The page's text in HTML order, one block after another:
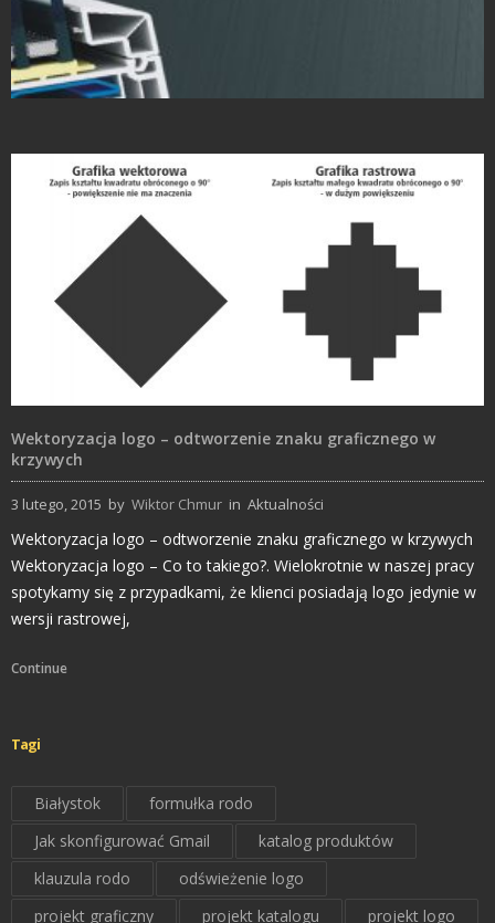
Wektoryzacja logo – odtworzenie znaku graficznego w
krzywych
3 lutego, 2015 by Wiktor Chmur in Aktualności
Wektoryzacja logo – odtworzenie znaku graficznego w krzywych
Wektoryzacja logo – Co to takiego?. Wielokrotnie w naszej pracy
spotykamy się z przypadkami, że klienci posiadają logo jedynie w
wersji rastrowej,
Continue
Tagi
Białystok
formułka rodo
Jak skonfigurować Gmail
katalog produktów
klauzula rodo
odświeżenie logo
projekt graficzny
projekt katalogu projekt logo